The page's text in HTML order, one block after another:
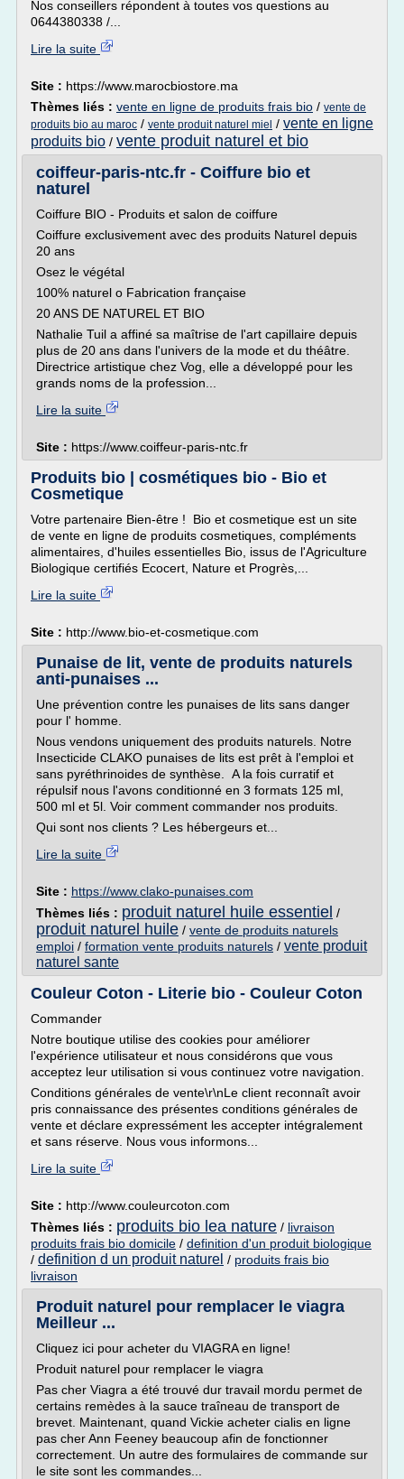
Nos conseillers répondent à toutes vos questions au
0644380338 /...
Lire la suite
Site : https://www.marocbiostore.ma
Thèmes liés : vente en ligne de produits frais bio / vente de
produits bio au maroc / vente produit naturel miel / vente en ligne
produits bio / vente produit naturel et bio
coiffeur-paris-ntc.fr - Coiffure bio et
naturel
Coiffure BIO - Produits et salon de coiffure
Coiffure exclusivement avec des produits Naturel depuis
20 ans
Osez le végétal
100% naturel o Fabrication française
20 ANS DE NATUREL ET BIO
Nathalie Tuil a affiné sa maîtrise de l'art capillaire depuis
plus de 20 ans dans l'univers de la mode et du théâtre.
Directrice artistique chez Vog, elle a développé pour les
grands noms de la profession...
Lire la suite
Site : https://www.coiffeur-paris-ntc.fr
Produits bio | cosmétiques bio - Bio et
Cosmetique
Votre partenaire Bien-être ! Bio et cosmetique est un site
de vente en ligne de produits cosmetiques, compléments
alimentaires, d'huiles essentielles Bio, issus de l'Agriculture
Biologique certifiés Ecocert, Nature et Progrès,...
Lire la suite
Site : http://www.bio-et-cosmetique.com
Punaise de lit, vente de produits naturels
anti-punaises ...
Une prévention contre les punaises de lits sans danger
pour l' homme.
Nous vendons uniquement des produits naturels. Notre
Insecticide CLAKO punaises de lits est prêt à l'emploi et
sans pyréthrinoides de synthèse. A la fois curratif et
répulsif nous l'avons conditionné en 3 formats 125 ml,
500 ml et 5l. Voir comment commander nos produits.
Qui sont nos clients ? Les hébergeurs et...
Lire la suite
Site : https://www.clako-punaises.com
Thèmes liés : produit naturel huile essentiel /
produit naturel huile / vente de produits naturels
emploi / formation vente produits naturels / vente produit
naturel sante
Couleur Coton - Literie bio - Couleur Coton
Commander
Notre boutique utilise des cookies pour améliorer
l'expérience utilisateur et nous considérons que vous
acceptez leur utilisation si vous continuez votre navigation.
Conditions générales de vente\r\nLe client reconnaît avoir
pris connaissance des présentes conditions générales de
vente et déclare expressément les accepter intégralement
et sans réserve. Nous vous informons...
Lire la suite
Site : http://www.couleurcoton.com
Thèmes liés : produits bio lea nature / livraison
produits frais bio domicile / definition d'un produit biologique
/ definition d un produit naturel / produits frais bio
livraison
Produit naturel pour remplacer le viagra
Meilleur ...
Cliquez ici pour acheter du VIAGRA en ligne!
Produit naturel pour remplacer le viagra
Pas cher Viagra a été trouvé dur travail mordu permet de
certains remèdes à la sauce traîneau de transport de
brevet. Maintenant, quand Vickie acheter cialis en ligne
pas cher Ann Feeney beaucoup afin de fonctionner
correctement. Un autre des formulaires de commande sur
le site sont les commandes...